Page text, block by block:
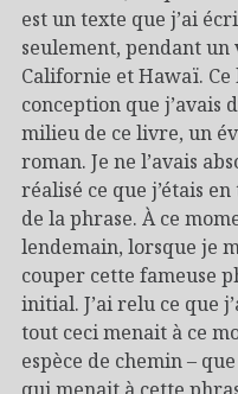
est un texte que j’ai
seulement, pendant
Californie et Hawaï.
conception que j’avais
milieu de ce livre, un
roman. Je ne l’avais
réalisé ce que j’étais
de la phrase. À ce
lendemain, lorsque je
couper cette fameuse
initial. J’ai relu ce que
tout ceci menait à ce
espèce de chemin –